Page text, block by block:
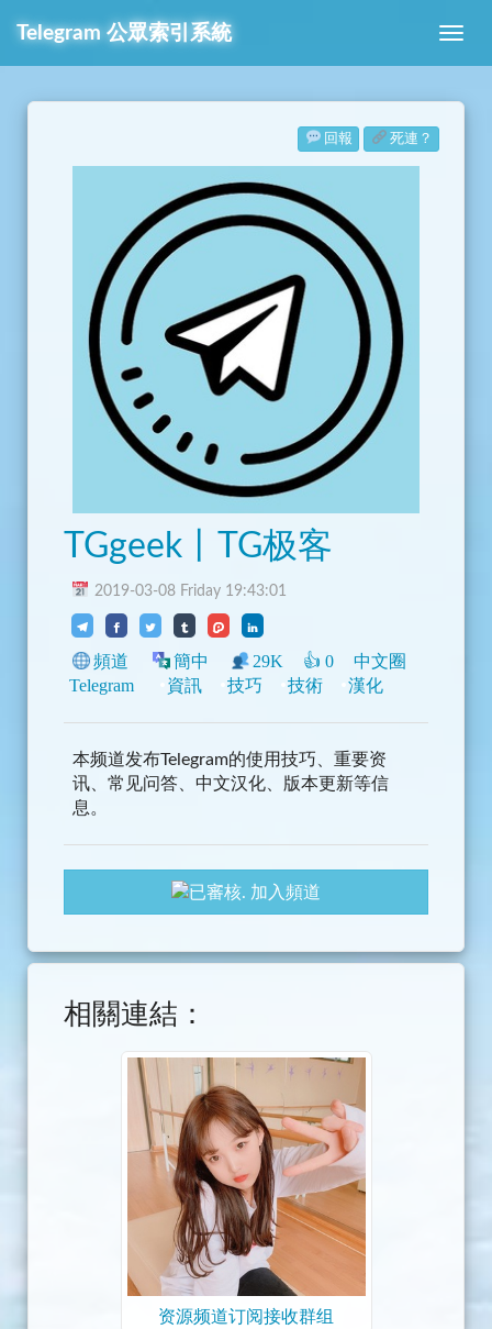
Telegram 公眾索引系統
回報 死連？
TGgeek丨TG极客
2019-03-08 Friday 19:43:01
頻道 簡中 29K 👍 0
中文圈
Telegram
資訊 技巧 技術 漢化
本频道发布Telegram的使用技巧、重要资
讯、常见问答、中文汉化、版本更新等信
息。
加入頻道
相關連結：
资源频道订阅接收群组